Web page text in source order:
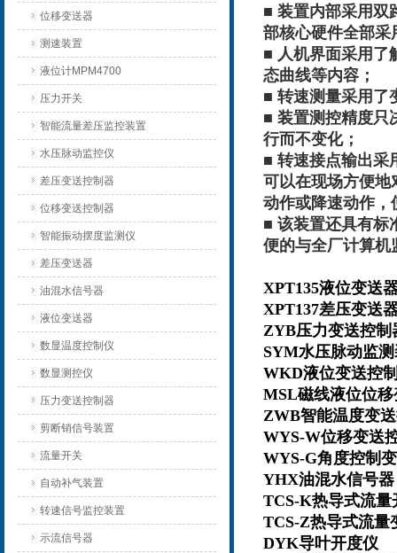
位移变送器
测速装置
液位计MPM4700
压力开关
智能流量差压监控装置
水压脉动监控仪
差压变送控制器
位移变送控制器
智能振动摆度监测仪
差压变送器
油混水信号器
液位变送器
数显温度控制仪
数显测控仪
压力变送控制器
剪断销信号装置
流量开关
自动补气装置
转速信号监控装置
示流信号器
■ 装置内部采用双
部核心硬件全部采
■ 人机界面采用了
态曲线等内容；
■ 转速测量采用了
■ 装置测控精度只
行而不变化；
■ 转速接点输出采
可以在现场方便地
动作或降速动作，
■ 该装置还具有标
便的与全厂计算机
XPT135液位变
XPT137差压变
ZYB压力变送控
SYM水压脉动
WKD液位变送控
MSL磁线液位位
ZWB智能温度变
WYS-W位移变送
WYS-G角度控制
YHX油混水信号
TCS-K热导式流
TCS-Z热导式流
DYK导叶开度仪